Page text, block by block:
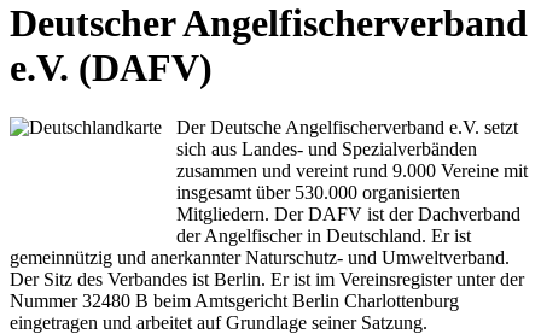
Deutscher Angelfischerverband
e.V. (DAFV)
Der Deutsche Angelfischerverband e.V. setzt
sich aus Landes- und Spezialverbänden
zusammen und vereint rund 9.000 Vereine mit
insgesamt über 530.000 organisierten
Mitgliedern. Der DAFV ist der Dachverband
der Angelfischer in Deutschland. Er ist
gemeinnützig und anerkannter Naturschutz- und Umweltverband.
Der Sitz des Verbandes ist Berlin. Er ist im Vereinsregister unter der
Nummer 32480 B beim Amtsgericht Berlin Charlottenburg
eingetragen und arbeitet auf Grundlage seiner Satzung.